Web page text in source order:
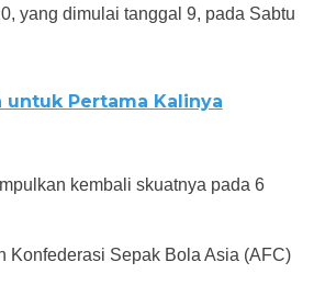
yang dimulai tanggal 9, pada Sabtu
untuk Pertama Kalinya
kembali skuatnya pada 6
Konfederasi Sepak Bola Asia (AFC)